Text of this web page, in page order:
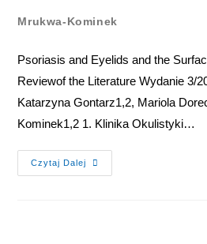
Mrukwa-Kominek
Psoriasis and Eyelids and the
Reviewof the Literature Wydanie 3/
Katarzyna Gontarz1,2, Mariola
Kominek1,2 1. Klinika Okulistyki…
Czytaj Dalej